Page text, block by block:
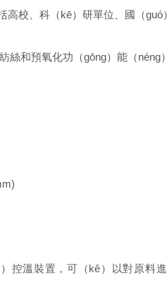
校、科（kē）研單位、國（guó
和預氧化功（gōng）能（néng
控溫裝置，可（kě）以對原料進